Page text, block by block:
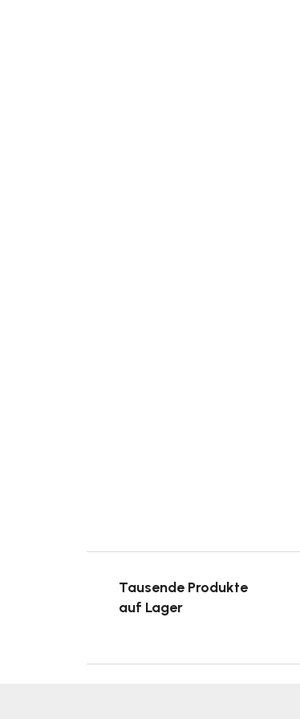
Tausende Produkte
auf Lager